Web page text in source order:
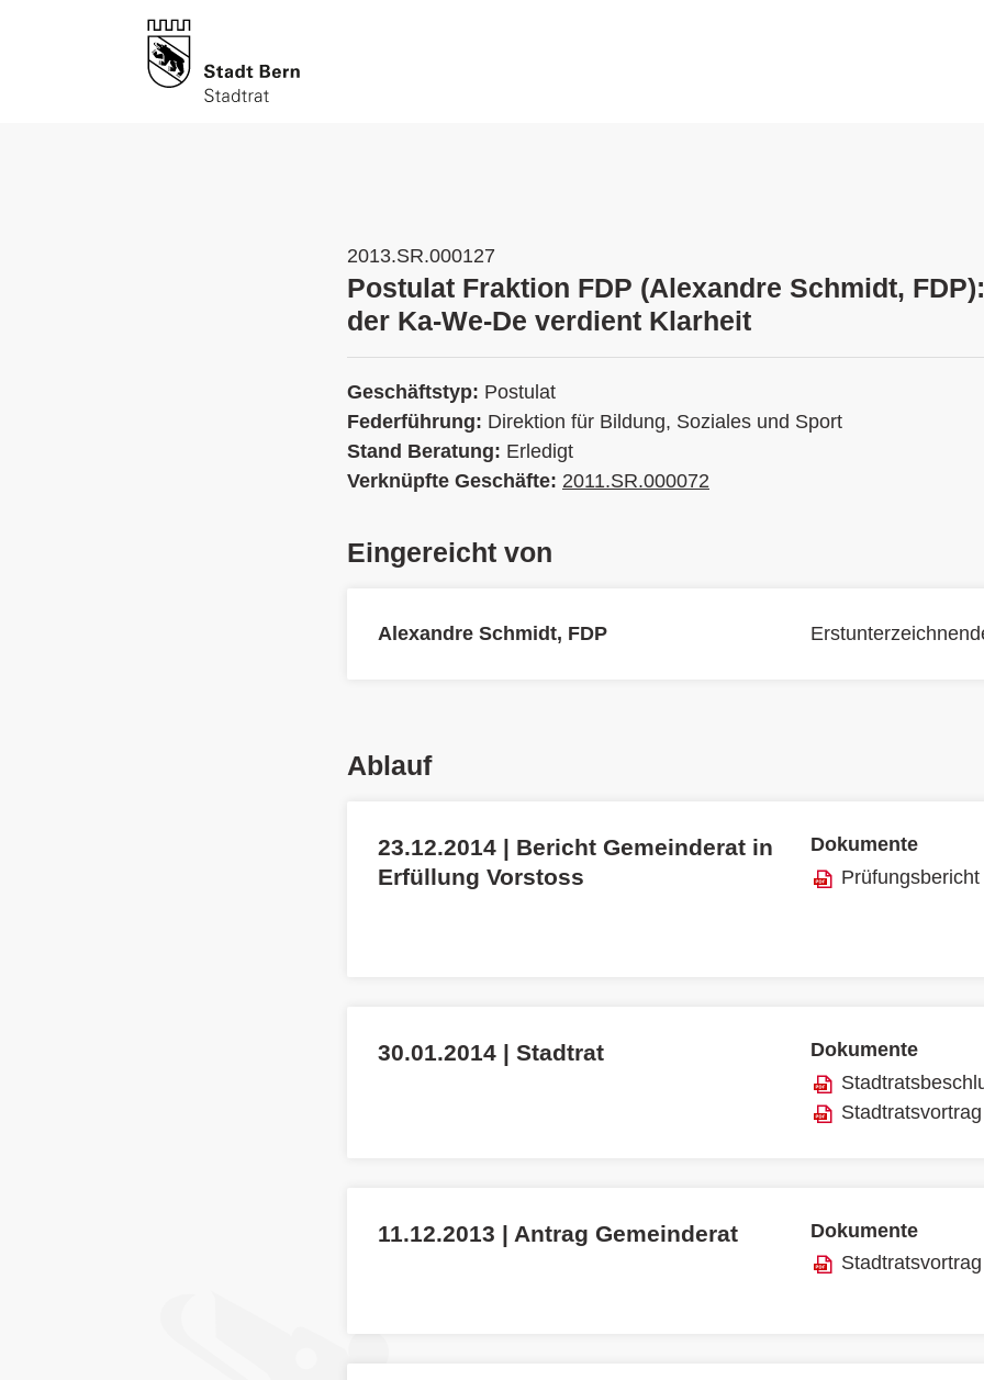
2013.SR.000127
Postulat Fraktion FDP (Alexandre Schmidt,
der Ka-We-De verdient Klarheit
Geschäftstyp: Postulat
Federführung: Direktion für Bildung, Soziales und Sport
Stand Beratung: Erledigt
Verknüpfte Geschäfte: 2011.SR.000072
Eingereicht von
Alexandre Schmidt, FDP
Ablauf
23.12.2014 | Bericht Gemeinderat in
Erfüllung Vorstoss
Dokumente
Prüfungsbericht
30.01.2014 | Stadtrat
Dokumente
Stadtratsvortrag
11.12.2013 | Antrag Gemeinderat
Dokumente
Stadtratsvortrag